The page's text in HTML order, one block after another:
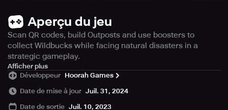
Aperçu du jeu
Scan QR codes, build Outposts and use boosters to
collect Wildbucks while facing natural disasters in a
strategic gameplay.
Get rewarded with Wildbucks while buying your favorite
items by scanning QR codes that you come across in real
life. Establish research Outposts on recently discovered
Afficher plus
Développeur Hoorah Games
Date de mise à jour Juil. 31, 2024
Date de sortie Juil. 10, 2023